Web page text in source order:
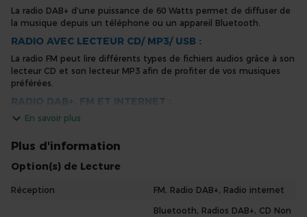
La radio DAB+ d’une puissance de 60 Watts permet de diffuser de
la musique depuis un téléphone ou un appareil Bluetooth.
RADIO AVEC LECTEUR CD/ MP3/ USB :
La radio FM peut lire différents types de fichiers audios grâce à son
lecteur CD et son lecteur MP3 afin de profiter de vos musiques
préférées.
RADIO DAB+, FM ET INTERNET :
L’Audizio Naples vous permet d’écouter numériquement vos
internet permettant d’écouter des radios du monde entier grâce
RADIO RÉVEIL AVEC FONCTION ALARME :
Le radio réveil dispose d’une alarme intégrée idéal pour adulte et
En savoir plus
Plus d'information
Option(s) de Lecture
Réception FM, Radio DAB+, Radio internet
Bluetooth, Radios DAB+, CD Non